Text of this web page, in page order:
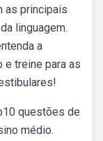
as principais
linguagem.
a
e treine para as
questões de
médio.